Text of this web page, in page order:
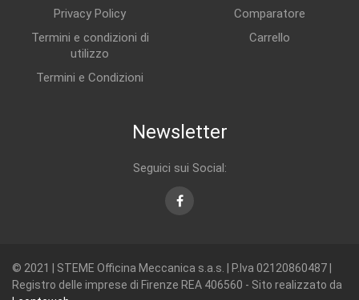
Privacy Policy
Termini e condizioni di
utilizzo
Termini e Condizioni
Comparatore
Carrello
Newsletter
Seguici sui Social:
Facebook
© 2021 | STEME Officina Meccanica s.a.s. | P.Iva 02120860487 |
Registro delle imprese di Firenze REA 406560 - Sito realizzato da